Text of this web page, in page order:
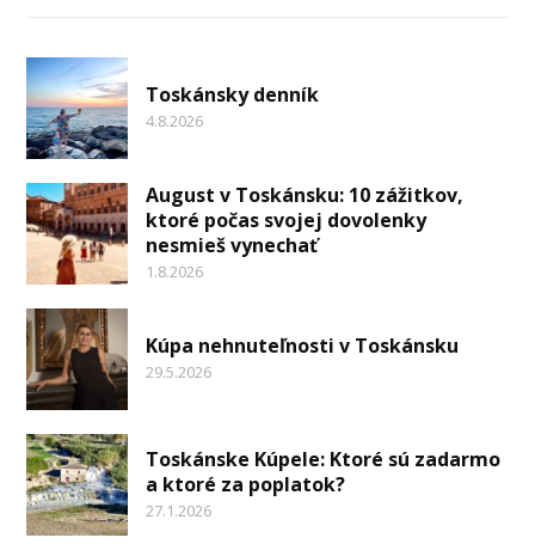
Toskánsky denník
4.8.2026
August v Toskánsku: 10 zážitkov,
ktoré počas svojej dovolenky
nesmieš vynechať
1.8.2026
Kúpa nehnuteľnosti v Toskánsku
29.5.2026
Toskánske Kúpele: Ktoré sú zadarmo
a ktoré za poplatok?
27.1.2026